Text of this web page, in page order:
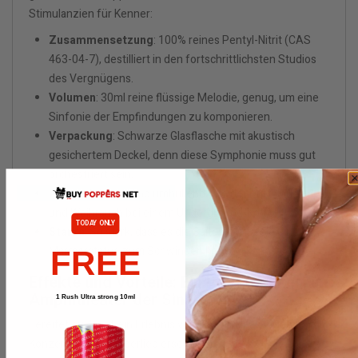
Stimulanzien für Kenner:
Zusammensetzung: 100% reines Pentyl-Nitrit (CAS
463-04-7), destilliert in den fortschrittlichsten Studios
des Vergnügens.
Volumen: 30ml reine flüssige Melodie, genug, um eine
Sinfonie der Empfindungen zu komponieren.
Verpackung: Schwarze Glasflasche mit akustisch
gesichertem Deckel, denn diese Symphonie muss gut
orchestriert sein.
Aroma: Intensiv und umhüllend, wie der Duft von Leder
und Weihrauch bei einem Underground-Konzert.
Stärke: So stark, dass es die Saiten der Seele einer
Marmorstatue zum Schwingen bringen könnte.
Effekte und Vorteile: Ein Privatkonzert im
Amphitheater der Sinne
Bereitet euch auf ein Erlebnis vor, das ein Heavy-Metal-
Konzert wie ein Kinderlied erscheinen lässt:
TODAY ONLY
FREE
1 Rush Ultra strong 10ml